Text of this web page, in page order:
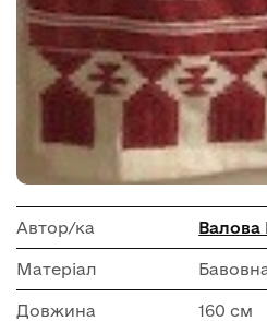
Автор/ка Валова
Матеріал
Довжина 160 см